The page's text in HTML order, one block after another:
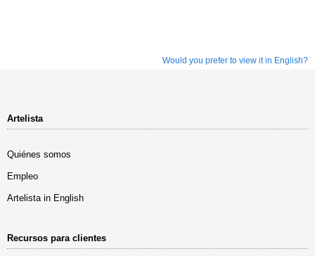
Would you prefer to view it in English?
Artelista
Quiénes somos
Empleo
Artelista in English
Recursos para clientes